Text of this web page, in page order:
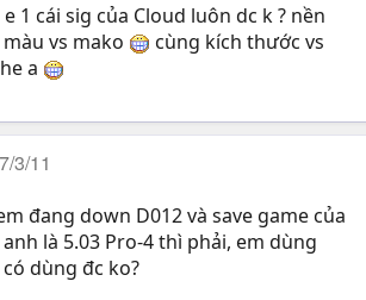
1 cái sig của Cloud luôn dc k ? nền
vs mako
cùng kích thước vs
a
7/3/11
đang down D012 và save game của
là 5.03 Pro-4 thì phải, em dùng
dùng đc ko?